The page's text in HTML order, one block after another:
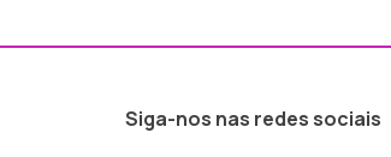
Siga-nos nas redes sociais